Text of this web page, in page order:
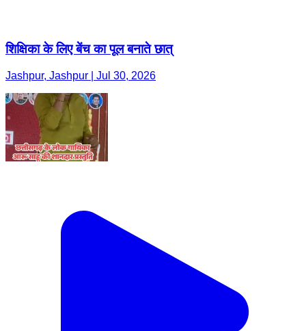
शिक्षिका के लिए बेंच का पूल बनाते छात्
Jashpur, Jashpur | Jul 30, 2026